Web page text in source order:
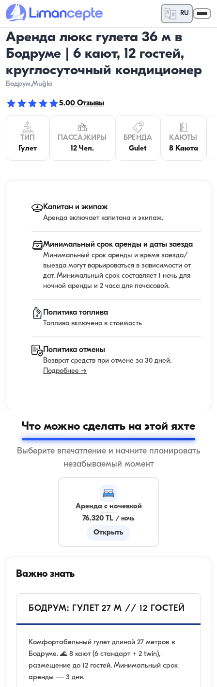
RU
Аренда люкс гулета 36 м в
Бодруме | 6 кают, 12 гостей,
круглосуточный кондиционер
Бодрум,Muğla
5.00 Отзывы
ТИП
Гулет
ПАССАЖИРЫ
12 Чел.
БРЕНДА
Gulet
КАЮТЫ
8 Каюта
Капитан и экипаж
Аренда включает капитана и экипаж.
Минимальный срок аренды и даты заезда
Минимальный срок аренды и время заезда/
выезда могут варьироваться в зависимости от
дат. Минимальный срок составляет 1 ночь для
ночной аренды и 2 часа для почасовой.
Политика топлива
Топливо включено в стоимость
Политика отмены
Возврат средств при отмене за 30 дней.
Подробнее →
Что можно сделать на этой яхте
Выберите впечатление и начните планировать
незабываемый момент
Аренда с ночевкой
76.320 TL / ночь
Открыть
Важно знать
БОДРУМ: ГУЛЕТ 27 М // 12 ГОСТЕЙ
Комфортабельный гулет длиной 27 метров в
Бодруме. 🌊 8 кают (6 стандарт + 2 twin),
размещение до 12 гостей. Минимальный срок
аренды — 3 дня.